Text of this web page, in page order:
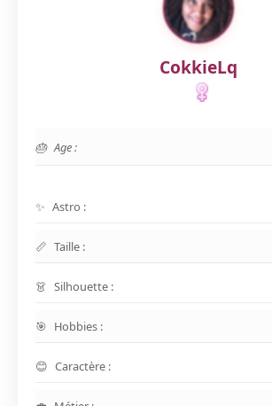
CokkieLq
Age :
Astro :
Taille :
Silhouette :
Hobbies :
Caractère :